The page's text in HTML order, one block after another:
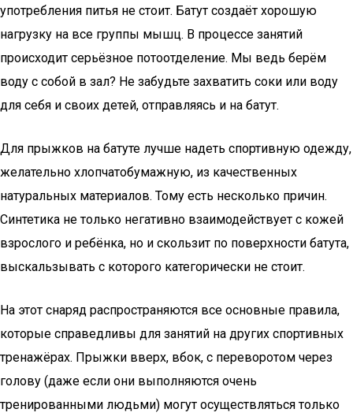
употребления питья не стоит. Батут создаёт хорошую
нагрузку на все группы мышц. В процессе занятий
происходит серьёзное потоотделение. Мы ведь берём
воду с собой в зал? Не забудьте захватить соки или воду
для себя и своих детей, отправляясь и на батут.
Для прыжков на батуте лучше надеть спортивную одежду,
желательно хлопчатобумажную, из качественных
натуральных материалов. Тому есть несколько причин.
Синтетика не только негативно взаимодействует с кожей
взрослого и ребёнка, но и скользит по поверхности батута,
выскальзывать с которого категорически не стоит.
На этот снаряд распространяются все основные правила,
которые справедливы для занятий на других спортивных
тренажёрах. Прыжки вверх, вбок, с переворотом через
голову (даже если они выполняются очень
тренированными людьми) могут осуществляться только